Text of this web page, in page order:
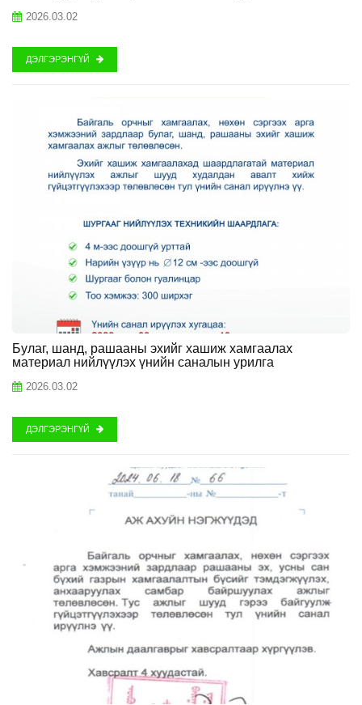
2026.03.02
ДЭЛГЭРЭНГҮЙ
Булаг, шанд, рашааны эхийг хашиж хамгаалах
материал нийлүүлэх үнийн саналын урилга
2026.03.02
ДЭЛГЭРЭНГҮЙ